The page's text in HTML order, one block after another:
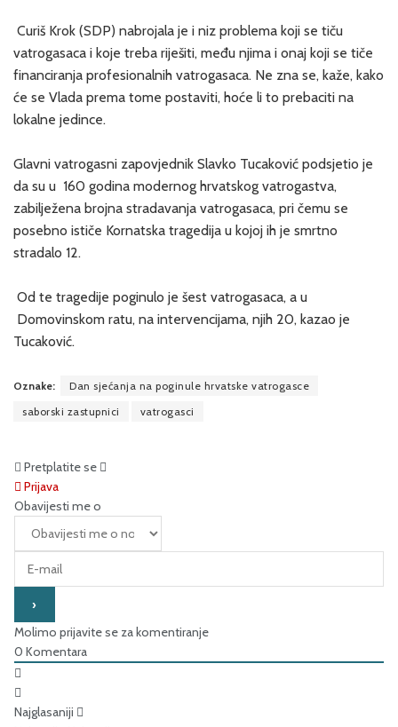
Curiš Krok (SDP) nabrojala je i niz problema koji se tiču
vatrogasaca i koje treba riješiti, među njima i onaj koji se tiče
financiranja profesionalnih vatrogasaca. Ne zna se, kaže, kako
će se Vlada prema tome postaviti, hoće li to prebaciti na
lokalne jedince.
Glavni vatrogasni zapovjednik Slavko Tucaković podsjetio je
da su u 160 godina modernog hrvatskog vatrogastva,
zabilježena brojna stradavanja vatrogasaca, pri čemu se
posebno ističe Kornatska tragedija u kojoj ih je smrtno
stradalo 12.
Od te tragedije poginulo je šest vatrogasaca, a u
Domovinskom ratu, na intervencijama, njih 20, kazao je
Tucaković.
Oznake:
Dan sjećanja na poginule hrvatske vatrogasce
saborski zastupnici
vatrogasci
Pretplatite se
Prijava
Obavijesti me o
Molimo prijavite se za komentiranje
0 Komentara
Najglasaniji